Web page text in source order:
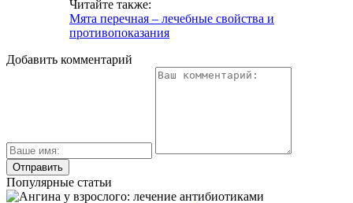
Читайте также:
Мята перечная – лечебные свойства и
противопоказания
Добавить комментарий
Популярные статьи